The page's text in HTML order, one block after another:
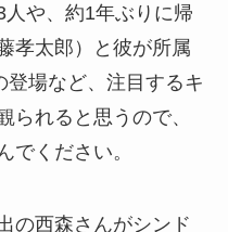
や、約1年ぶりに帰
孝太郎）と彼が所属
登場など、注目するキ
られると思うので、
でください。
の西森さんがシンド